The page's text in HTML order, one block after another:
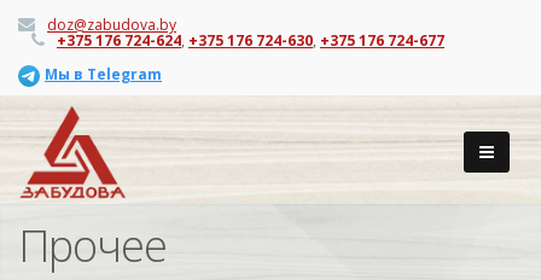
doz@zabudova.by
+375 176 724-624, +375 176 724-630, +375 176 724-677
Мы в Telegram
Прочее